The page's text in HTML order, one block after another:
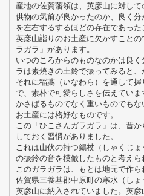
産地の佐賀藩領は、英彦山に対して
供物の気前が良かったのか、良く
を左右するするほどの存在であった
英彦山詣りのお土産に欠かすこと
ラガラ」があります。
いつのころからのものなのかは良
ラは素焼きの土鈴で振ってみると、
それに稲藁（いなわら）を通して
で、素朴で可愛らしさを伝えていま
かさばるものでなく重いものでも
お土産には格好なものです。
この「ひこさんガラガラ」は、昔
しておく習慣がありました。
これは山伏の持つ錫杖（しゃくじ
の振鈴の音を模倣したものと考えら
このガラガラは、もとは地元で作
佐賀県三養基郡中原町の寒水（しょ
英彦山に納入されていました。英